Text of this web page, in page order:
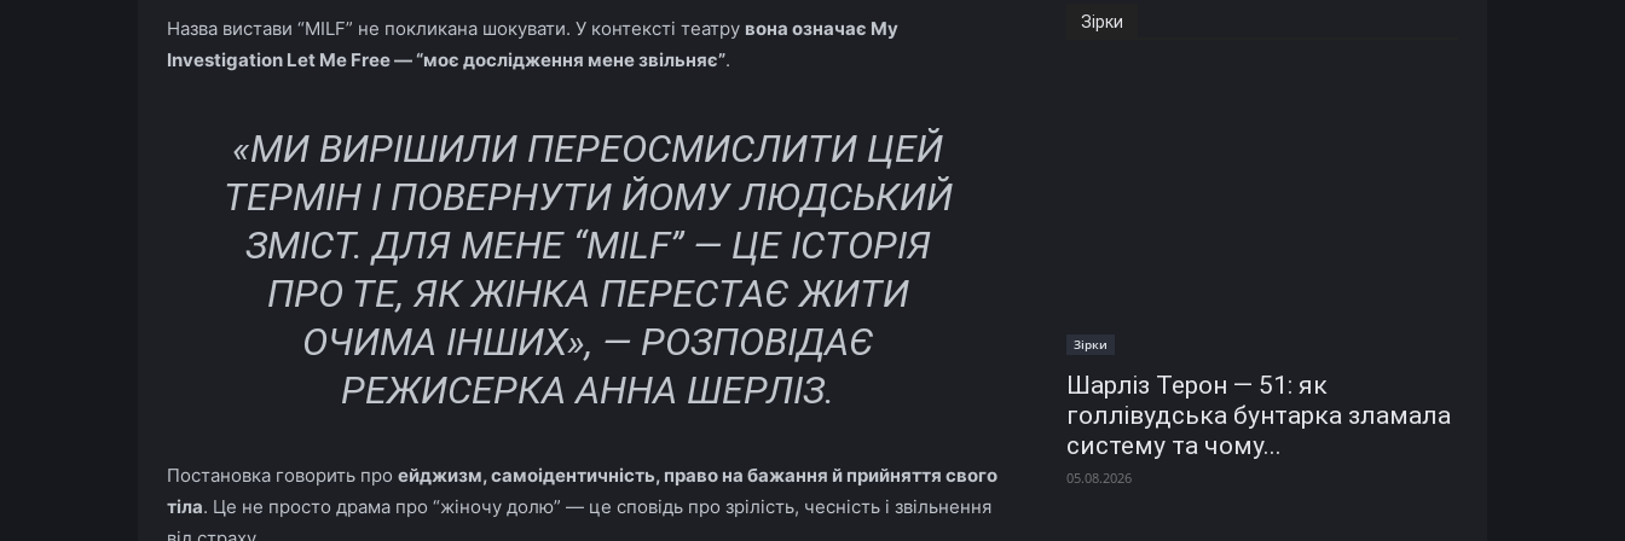
Назва вистави “MILF” не покликана шокувати. У контексті театру вона означає My
Investigation Let Me Free — “моє дослідження мене звільняє”.
«МИ ВИРІШИЛИ ПЕРЕОСМИСЛИТИ ЦЕЙ
ТЕРМІН І ПОВЕРНУТИ ЙОМУ ЛЮДСЬКИЙ
ЗМІСТ. ДЛЯ МЕНЕ “MILF” — ЦЕ ІСТОРІЯ
ПРО ТЕ, ЯК ЖІНКА ПЕРЕСТАЄ ЖИТИ
ОЧИМА ІНШИХ», — РОЗПОВІДАЄ
РЕЖИСЕРКА АННА ШЕРЛІЗ.
Постановка говорить про ейджизм, самоідентичність, право на бажання й прийняття свого
тіла. Це не просто драма про “жіночу долю” — це сповідь про зрілість, чесність і звільнення
Зірки
Зірки
Шарліз Терон — 51: як
голлівудська бунтарка зламала
систему та чому...
05.08.2026